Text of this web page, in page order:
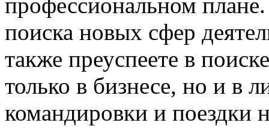
поиска новых сфер
также преуспеете в
только в бизнесе, но и в
командировки и поездки